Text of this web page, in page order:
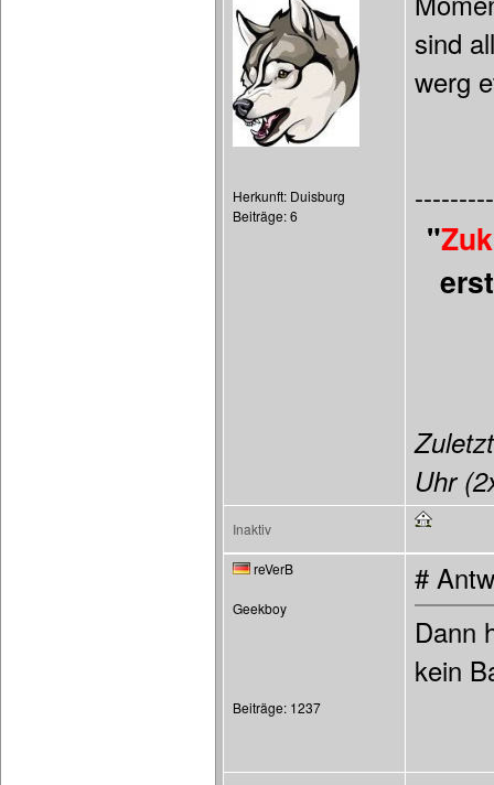
Herkunft: Duisburg
Beiträge: 6
sind
werg
"
Uhr
Inaktiv
reVerB
Geekboy
Beiträge: 1237
#
Dann
kein